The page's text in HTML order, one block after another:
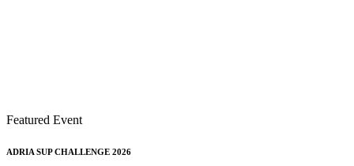
Featured Event
ADRIA SUP CHALLENGE 2026